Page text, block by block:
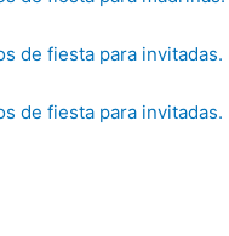
de fiesta para invitadas.
de fiesta para invitadas.